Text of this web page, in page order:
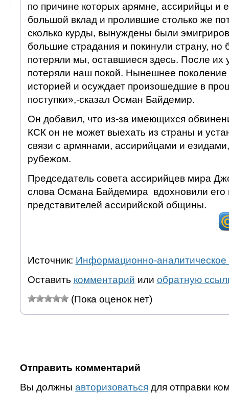
по причине которых арямне, ассирийцы и
большой вклад и пролившие столько же
сколько курды, вынуждены были
большие страдания и покинули страну, но
потеряли мы, оставшиеся здесь. После их
потеряли наш покой. Нынешнее поколение
историей и осуждает произошедшие в
поступки»,-сказал Осман Байдемир.
Он добавил, что из-за имеющихся
КСК он не может выехать из страны и
связи с армянами, ассирийцами и
рубежом.
Председатель совета ассирийцев мира
слова Османа Байдемира вдохновили его
представителей ассирийской общины.
Источник: Информационно-аналитическое
Оставить комментарий или обратную
(Пока оценок нет)
Отправить комментарий
Вы должны авторизоваться для отправки